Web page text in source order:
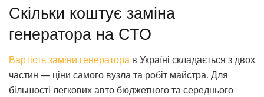
Скільки коштує заміна
генератора на СТО
Вартість заміни генератора в Україні складається з двох
частин — ціни самого вузла та робіт майстра. Для
більшості легкових авто бюджетного та середнього